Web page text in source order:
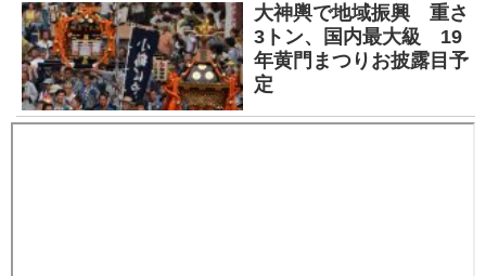
大神輿で地域振興 重さ
3トン、国内最大級 19
年黄門まつりお披露目予
定